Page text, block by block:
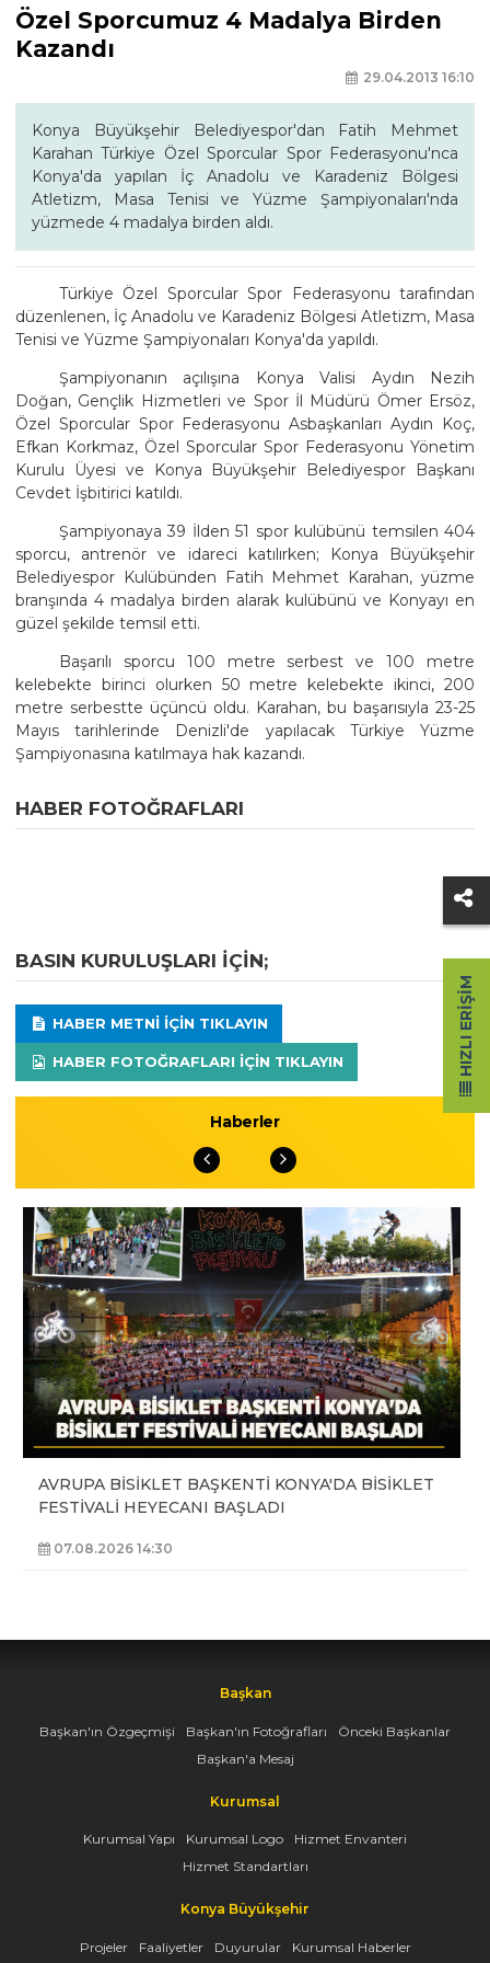
Özel Sporcumuz 4 Madalya Birden
Kazandı
29.04.2013 16:10
Konya Büyükşehir Belediyespor'dan Fatih Mehmet
Karahan Türkiye Özel Sporcular Spor Federasyonu'nca
Konya'da yapılan İç Anadolu ve Karadeniz Bölgesi
Atletizm, Masa Tenisi ve Yüzme Şampiyonaları'nda
yüzmede 4 madalya birden aldı.
Türkiye Özel Sporcular Spor Federasyonu tarafından
düzenlenen, İç Anadolu ve Karadeniz Bölgesi Atletizm, Masa
Tenisi ve Yüzme Şampiyonaları Konya'da yapıldı.
Şampiyonanın açılışına Konya Valisi Aydın Nezih
Doğan, Gençlik Hizmetleri ve Spor İl Müdürü Ömer Ersöz,
Özel Sporcular Spor Federasyonu Asbaşkanları Aydın Koç,
Efkan Korkmaz, Özel Sporcular Spor Federasyonu Yönetim
Kurulu Üyesi ve Konya Büyükşehir Belediyespor Başkanı
Cevdet İşbitirici katıldı.
Şampiyonaya 39 İlden 51 spor kulübünü temsilen 404
sporcu, antrenör ve idareci katılırken; Konya Büyükşehir
Belediyespor Kulübünden Fatih Mehmet Karahan, yüzme
branşında 4 madalya birden alarak kulübünü ve Konyayı en
güzel şekilde temsil etti.
Başarılı sporcu 100 metre serbest ve 100 metre
kelebekte birinci olurken 50 metre kelebekte ikinci, 200
metre serbestte üçüncü oldu. Karahan, bu başarısıyla 23-25
Mayıs tarihlerinde Denizli'de yapılacak Türkiye Yüzme
Şampiyonasına katılmaya hak kazandı.
HABER FOTOĞRAFLARI
BASIN KURULUŞLARI IÇIN;
HABER METNI IÇIN TIKLAYIN
HABER FOTOĞRAFLARI IÇIN TIKLAYIN
Haberler
AVRUPA BİSİKLET BAŞKENTİ KONYA'DA BİSİKLET
FESTİVALİ HEYECANI BAŞLADI
07.08.2026 14:30
Başkan
Başkan'ın Özgeçmişi Başkan'ın Fotoğrafları
Önceki Başkanlar
Başkan'a Mesaj
Kurumsal
Kurumsal Yapı Kurumsal Logo
Hizmet Envanteri
Hizmet Standartları
Konya Büyükşehir
Projeler Faaliyetler Duyurular Kurumsal Haberler
HIZLI ERIŞIM